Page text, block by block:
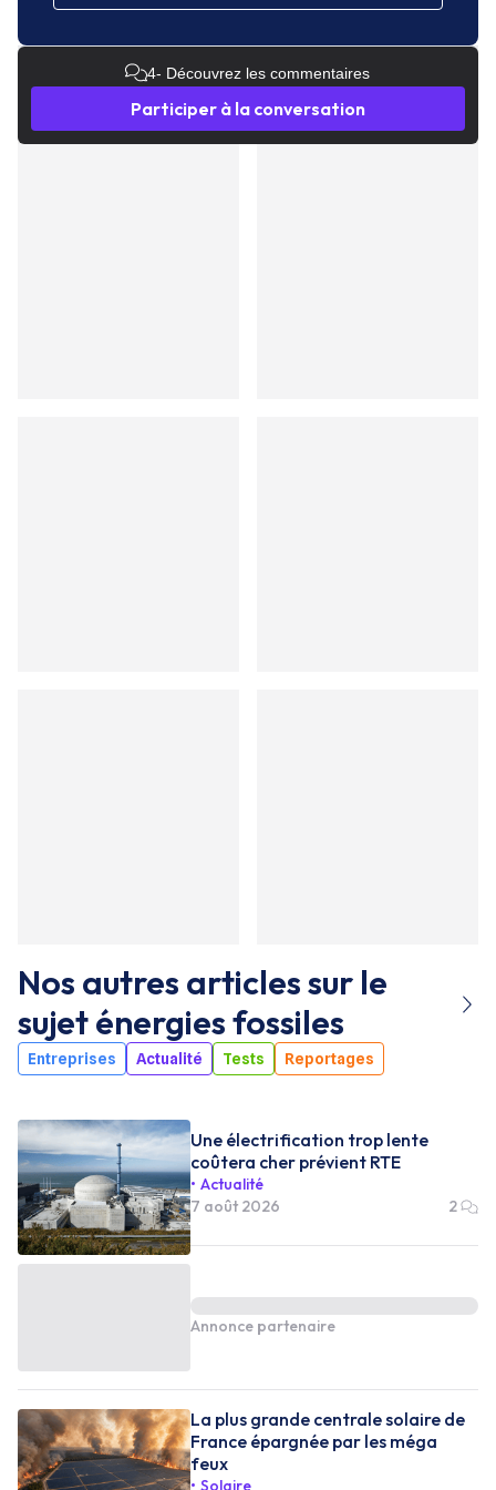
4- Découvrez les commentaires
Participer à la conversation
Nos autres articles sur le
sujeténergies fossiles
Entreprises Actualité Tests Reportages
Une électrification trop lente
coûtera cher prévient RTE
Actualité
7 août 2026
2
Annonce partenaire
La plus grande centrale solaire de
France épargnée par les méga
feux
Solaire